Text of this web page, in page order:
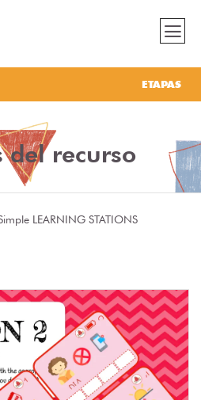
ETAPAS
del recurso
LEARNING STATIONS